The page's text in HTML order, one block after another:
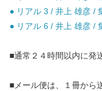
● リアル 3 / 井上 雄彦 /
● リアル 6 / 井上 雄彦 /
■通常２４時間以内に発
■メール便は、１冊から